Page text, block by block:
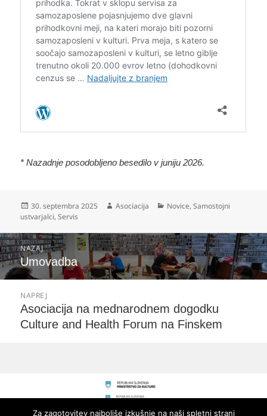
* Nazadnje posodobljeno besedilo v juniju 2026.
Objavljeno
dne
30. septembra 2025 Avtor
Asociacija Kategorije
Novice,Samostojni
ustvarjalci,Servis
Navigacija
prispevka
NAZAJ
Prejšnji
prispevek:
Umovadba
NAPREJ
Naslednji
prispevek:
Asociacija na mednarodnem dogodku
Culture and Health Forum na Finskem
Za zagotovitev najboljše izkušnje na naši spletni strani